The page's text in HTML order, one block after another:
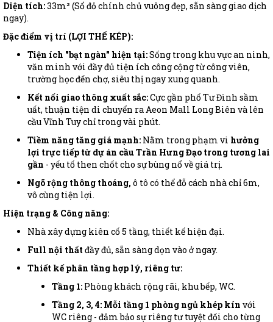
Diện tích:33m² (Sổ đỏ chính chủ vuông đẹp, sẵn sàng giao dịch
ngay).
Đặc điểm vị trí (LỢI THẾ KÉP):
Tiện ích "bạt ngàn" hiện tại:Sống trong khu vực an ninh,
văn minh với đầy đủ tiện ích công cộng từ công viên,
trường học đến chợ, siêu thị ngay xung quanh.
Kết nối giao thông xuất sắc:Cực gần phố Tư Đình sầm
uất, thuận tiện di chuyển ra Aeon Mall Long Biên và lên
cầu Vĩnh Tuy chỉ trong vài phút.
Tiềm năng tăng giá mạnh: Nằm trong phạm vi hưởng
lợi trực tiếp từ dự án cầu Trần Hưng Đạo trong tương lai
gần - yếu tố then chốt cho sự bùng nổ về giá trị.
Ngõ rộng thông thoáng, ô tô có thể đỗ cách nhà chỉ 6m,
vô cùng tiện lợi.
Hiện trạng & Công năng:
Nhà xây dựng kiên cố 5 tầng, thiết kế hiện đại.
Full nội thất đầy đủ, sẵn sàng dọn vào ở ngay.
Thiết kế phân tầng hợp lý, riêng tư:
Tầng 1: Phòng khách rộng rãi, khu bếp, WC.
Tầng 2, 3, 4: Mỗi tầng 1 phòng ngủ khép kín với
WC riêng - đảm bảo sự riêng tư tuyệt đối cho từng